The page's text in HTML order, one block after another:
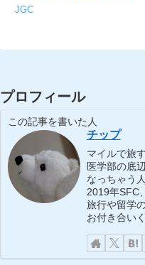
JGC
プロフィール
この記事を書いた人
チップ
マイルで旅
医学部の底
なっちゃう人
2019年SFC
旅行や留学
お付き合い